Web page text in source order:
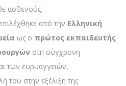
ασθενούς.
από την Ελληνική
ως ο πρώτος εκπαιδευτής
στη σύγχρονη
των ευρυαγγειών,
του στην εξέλιξη της